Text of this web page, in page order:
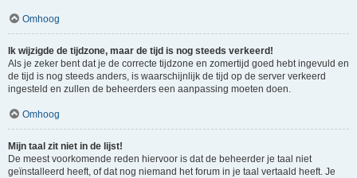
Omhoog
Ik wijzigde de tijdzone, maar de tijd is nog steeds verkeerd!
Als je zeker bent dat je de correcte tijdzone en zomertijd goed hebt ingevuld en
de tijd is nog steeds anders, is waarschijnlijk de tijd op de server verkeerd
ingesteld en zullen de beheerders een aanpassing moeten doen.
Omhoog
Mijn taal zit niet in de lijst!
De meest voorkomende reden hiervoor is dat de beheerder je taal niet
geïnstalleerd heeft, of dat nog niemand het forum in je taal vertaald heeft. Je